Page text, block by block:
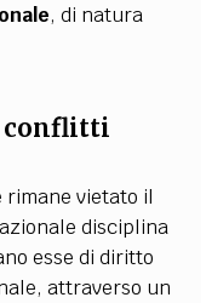
, di natura
conflitti
vietato il
disciplina
esse di diritto
attraverso un